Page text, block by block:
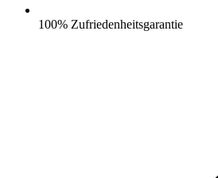
100% Zufriedenheitsgarantie